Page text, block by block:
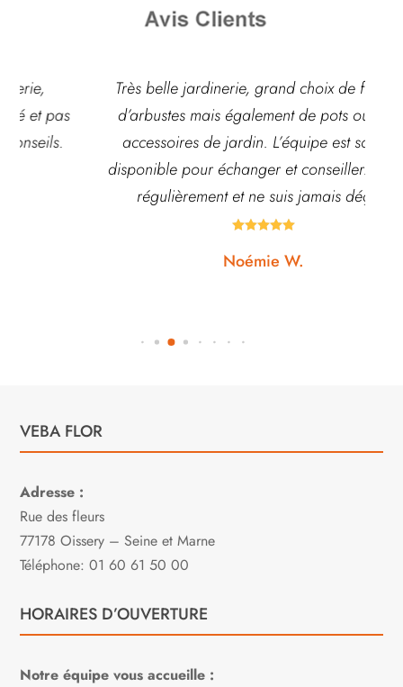
Très belle jardinerie, grand choix de fleurs et
d’arbustes mais également de pots ou autre
accessoires de jardin. L’équipe est souvent
disponible pour échanger et conseiller. J’y vais
régulièrement et ne suis jamais déçue.
Noémie W.
VEBA FLOR
Adresse :
Rue des fleurs
77178 Oissery – Seine et Marne
Téléphone: 01 60 61 50 00
HORAIRES D’OUVERTURE
Notre équipe vous accueille :